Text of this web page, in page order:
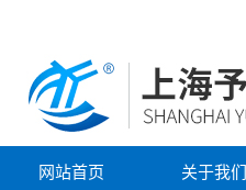
网站首页 关于我们